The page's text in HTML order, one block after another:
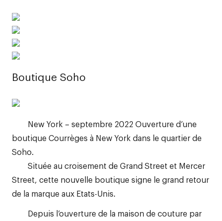
Boutique Soho
New York – septembre 2022 Ouverture d’une
boutique Courrèges à New York dans le quartier de
Soho.
Située au croisement de Grand Street et Mercer
Street, cette nouvelle boutique signe le grand retour
de la marque aux Etats-Unis.
Depuis l’ouverture de la maison de couture par